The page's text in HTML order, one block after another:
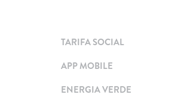
TARIFA SOCIAL
APP MOBILE
ENERGIA VERDE